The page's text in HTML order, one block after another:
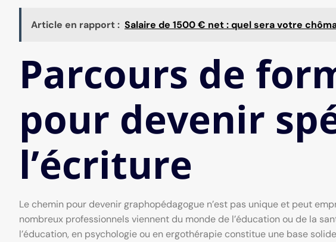
Article en rapport : Salaire de 1500 € net : quel sera votre
Parcours de
pour devenir
l’écriture
Le chemin pour devenir graphopédagogue n’est pas unique et peut
nombreux professionnels viennent du monde de l’éducation ou de la
l’éducation, en psychologie ou en ergothérapie constitue une base